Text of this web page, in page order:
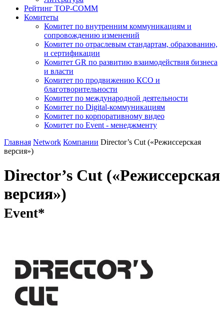
Рейтинг TOP-COMM
Комитеты
Комитет по внутренним коммуникациям и
сопровождению изменений
Комитет по отраслевым стандартам, образованию,
и сертификации
Комитет GR по развитию взаимодействия бизнеса
и власти
Комитет по продвижению КСО и
благотворительности
Комитет по международной деятельности
Комитет по Digital-коммуникациям
Комитет по корпоративному видео
Комитет по Event - менеджменту
Главная Network Компании Director’s Cut («Режиссерская
версия»)
Director’s Cut («Режиссерская
версия»)
Event*